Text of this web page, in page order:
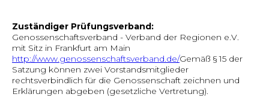
Zuständiger Prüfungsverband:
Genossenschaftsverband - Verband der Regionen e.V.
mit Sitz in Frankfurt am Main
http://www.genossenschaftsverband.de/Gemäß § 15 der
Satzung können zwei Vorstandsmitglieder
rechtsverbindlich für die Genossenschaft zeichnen und
Erklärungen abgeben (gesetzliche Vertretung).